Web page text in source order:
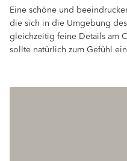
Eine schöne und
die sich in die Umgebung
gleichzeitig feine Details am
sollte natürlich zum Gefühl